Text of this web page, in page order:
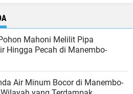
Mahoni Melilit Pipa
Hingga Pecah di Manembo-
Air Minum Bocor di Manembo-